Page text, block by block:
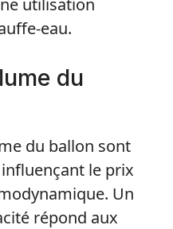
eau.
du
du ballon sont
le prix
Un
répond aux